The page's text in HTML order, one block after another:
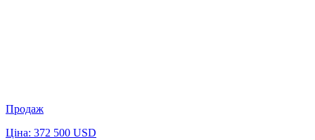
Продаж
Ціна: 372 500 USD